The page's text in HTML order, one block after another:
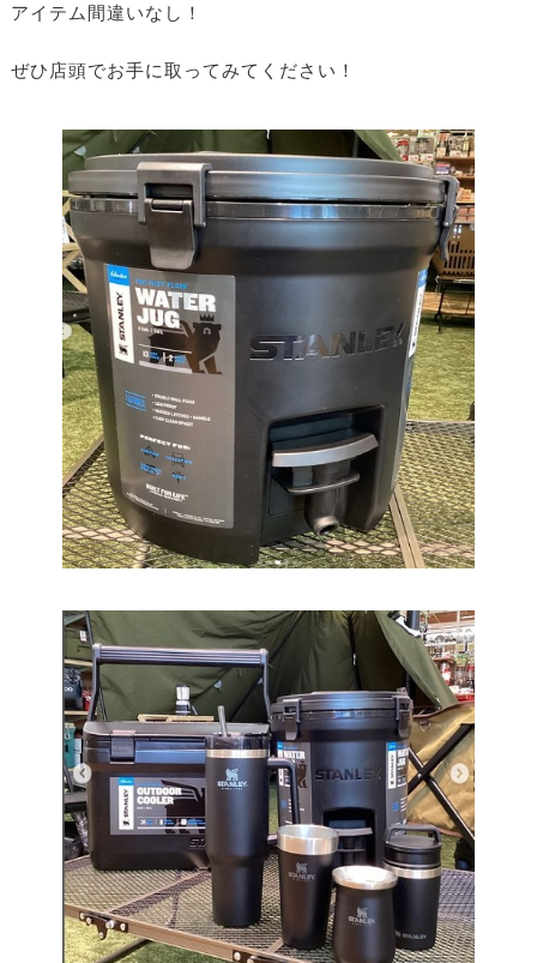
アイテム間違いなし！
ぜひ店頭でお手に取ってみてください！